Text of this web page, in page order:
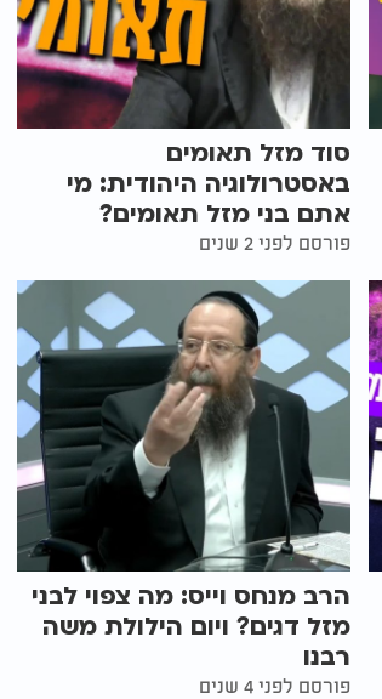
סוד מזל תאומים
באסטרולוגיה היהודית: מי
אתם בני מזל תאומים?
פורסם לפני 2 שנים
הרב מנחס וייס: מה צפוי לבני
מזל דגים? ויום הילולת משה
רבנו
פורסם לפני 4 שנים